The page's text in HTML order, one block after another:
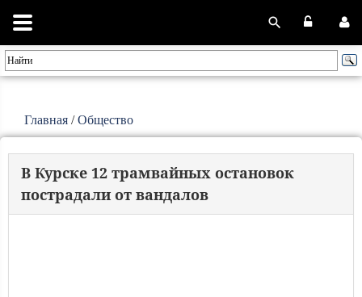
Главная /Общество
В Курске 12 трамвайных остановок
пострадали от вандалов